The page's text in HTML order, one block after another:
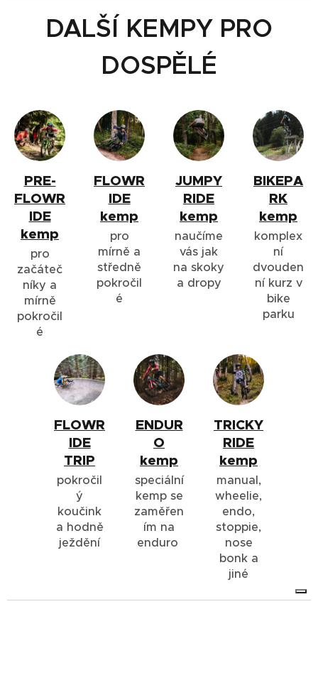
DALŠÍ KEMPY PRO
DOSPĚLÉ
PRE-
FLOWR
IDE
kemp
pro
začáteč
níky a
mírně
pokročil
é
FLOWR
IDE
kemp
pro
mírně a
středně
pokročil
é
JUMPY
RIDE
kemp
naučíme
vás jak
na skoky
a dropy
BIKEPA
RK
kemp
komplex
ní
dvouden
ní kurz v
bike
parku
FLOWR
IDE
TRIP
pokročil
ý
koučink
a hodně
ježdění
ENDUR
O
kemp
speciální
kemp se
zaměřen
ím na
enduro
TRICKY
RIDE
kemp
manual,
wheelie,
endo,
stoppie,
nose
bonk a
jiné